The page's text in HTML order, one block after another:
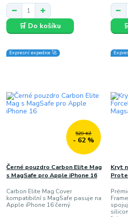
🛒 Do košíku
Expresní expedice 🚀
529 Kč
- 62 %
Černé pouzdro Carbon Elite Mag
s MagSafe pro Apple iPhone 16
Carbon Elite Mag Cover
kompatibilní s MagSafe pasuje na
Apple iPhone 16 černý
Kryt